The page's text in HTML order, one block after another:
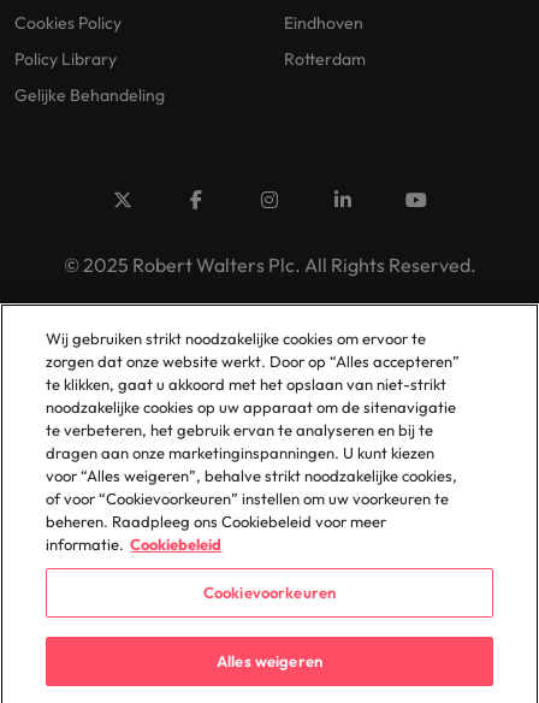
Cookies Policy
Policy Library
Gelijke Behandeling
Eindhoven
Rotterdam
© 2025 Robert Walters Plc. All Rights Reserved.
Wij gebruiken strikt noodzakelijke cookies om ervoor te
zorgen dat onze website werkt. Door op “Alles accepteren”
te klikken, gaat u akkoord met het opslaan van niet-strikt
noodzakelijke cookies op uw apparaat om de sitenavigatie
te verbeteren, het gebruik ervan te analyseren en bij te
dragen aan onze marketinginspanningen. U kunt kiezen
voor “Alles weigeren”, behalve strikt noodzakelijke cookies,
of voor “Cookievoorkeuren” instellen om uw voorkeuren te
beheren. Raadpleeg ons Cookiebeleid voor meer
informatie. Cookiebeleid
Cookievoorkeuren
Alles weigeren